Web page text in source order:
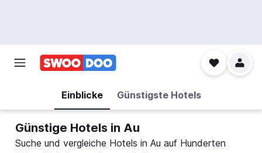
Einblicke Günstigste Hotels
Günstige Hotels in Au
Suche und vergleiche Hotels in Au auf Hunderten